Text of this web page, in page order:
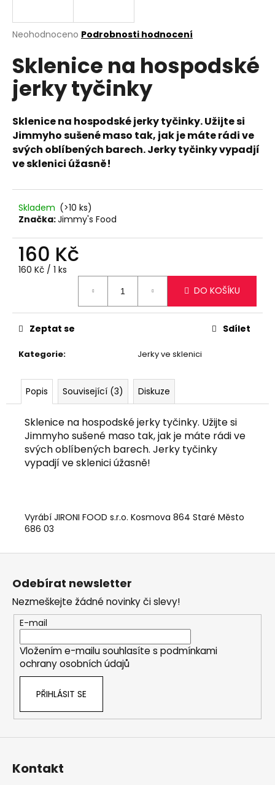
Průměrné
produktu
je
0,0
5
hvězdiček.
Neohodnoceno Podrobnosti hodnocení
Sklenice na hospodské
jerky tyčinky
Sklenice na hospodské jerky tyčinky.Užijte si
Jimmyho sušené maso tak, jak je máte rádi ve
svých oblíbených barech. Jerky tyčinky vypadjí
ve sklenici úžasně!
Skladem (>10 ks)
Značka:Jimmy's Food
160 Kč
Měrná
160 Kč / 1 ks
DO KOŠÍKU
Kategorie: Jerky ve sklenici
Zeptat se Sdílet
Popis Související (3) Diskuze
Sklenice na hospodské jerky tyčinky. Užijte si
Jimmyho sušené maso tak, jak je máte rádi ve
svých oblíbených barech. Jerky tyčinky
vypadjí ve sklenici úžasně!
Vyrábí JIRONI FOOD s.r.o. Kosmova 864 Staré Město
686 03
j
t
?
HLEDAT
o
p
o
u
č
e
m
KRŮTÍ
JERKY
PRO
25G
80
Kč
Z
Odebírat newsletter
Nezmeškejte žádné novinky či slevy!
E-mail
Vložením e-mailu souhlasíte s podmínkami
ochrany osobních údajů
PŘIHLÁSIT SE
Kontakt